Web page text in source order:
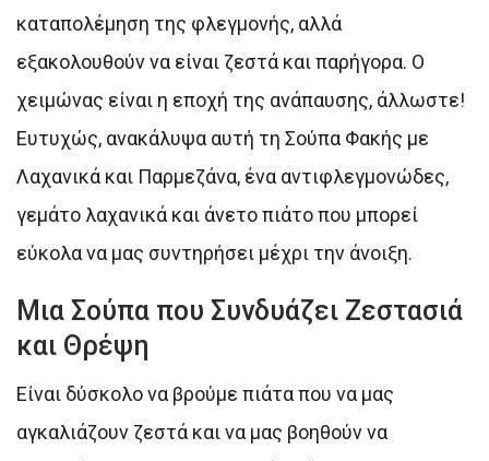
καταπολέμηση της φλεγμονής, αλλά
εξακολουθούν να είναι ζεστά και παρήγορα. Ο
χειμώνας είναι η εποχή της ανάπαυσης, άλλωστε!
Ευτυχώς, ανακάλυψα αυτή τη Σούπα Φακής με
Λαχανικά και Παρμεζάνα, ένα αντιφλεγμονώδες,
γεμάτο λαχανικά και άνετο πιάτο που μπορεί
εύκολα να μας συντηρήσει μέχρι την άνοιξη.
Μια Σούπα που Συνδυάζει Ζεστασιά
και Θρέψη
Είναι δύσκολο να βρούμε πιάτα που να μας
αγκαλιάζουν ζεστά και να μας βοηθούν να